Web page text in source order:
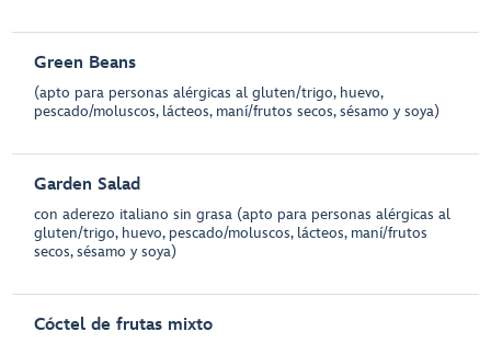
Green Beans
(apto para personas alérgicas al gluten/trigo, huevo,
pescado/moluscos, lácteos, maní/frutos secos, sésamo y soya)
Garden Salad
con aderezo italiano sin grasa (apto para personas alérgicas al
gluten/trigo, huevo, pescado/moluscos, lácteos, maní/frutos
secos, sésamo y soya)
Cóctel de frutas mixto